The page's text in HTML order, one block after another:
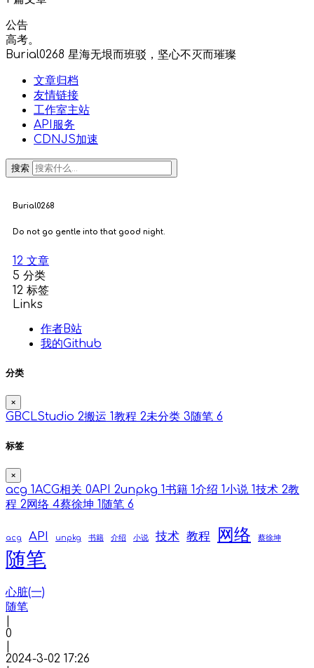
公告
高考。
Burial0268 星海无垠而班驳，坚心不灭而璀璨
文章归档
友情链接
工作室主站
API服务
CDNJS加速
搜索
Burial0268
Do not go gentle into that good night.
12 文章
5 分类
12 标签
Links
作者B站
我的Github
分类
×
GBCLStudio 2搬运 1教程 2未分类 3随笔 6
标签
×
acg 1ACG相关 0API 2unpkg 1书籍 1介绍 1小说 1技术 2教
程 2网络 4蔡徐坤 1 随笔 6
acg API unpkg 书籍 介绍 小说 技术 教程 网络 蔡徐坤
随笔
心脏(一)
随笔
0
2024-3-02 17:26